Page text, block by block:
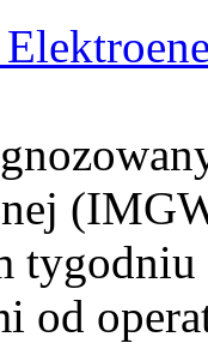
tygodniu
od